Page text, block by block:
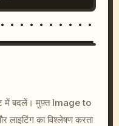
cyberpunk sunset, neon
8k --v 6.0
में बदलें। मुफ़्त Image to
लाइटिंग का विश्लेषण करता